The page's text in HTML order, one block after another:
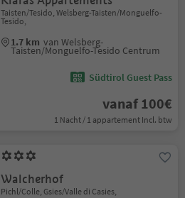
Taisten/Tesido, Welsberg-Taisten/Monguelfo-
Tesido,
1.7 km van Welsberg-
Taisten/Monguelfo-Tesido Centrum
Südtirol Guest Pass
vanaf 100€
1 Nacht / 1 appartement Incl. btw
Walcherhof
Pichl/Colle, Gsies/Valle di Casies,